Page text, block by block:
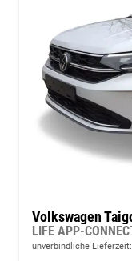
Volkswagen
LIFE APP-
unverbindliche